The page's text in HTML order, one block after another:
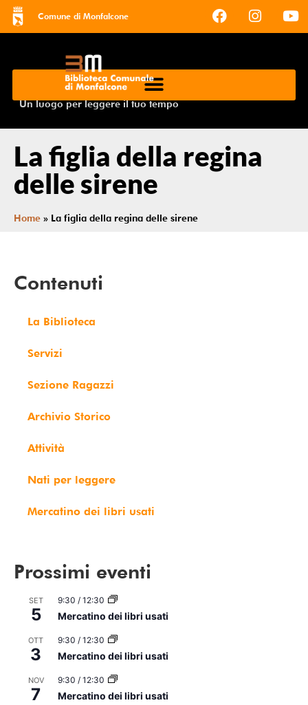
Comune di Monfalcone
Un luogo per leggere il tuo tempo
La figlia della regina
delle sirene
Home » La figlia della regina delle sirene
Contenuti
La Biblioteca
Servizi
Sezione Ragazzi
Archivio Storico
Attività
Nati per leggere
Mercatino dei libri usati
Prossimi eventi
SET
5
9:30 / 12:30
Mercatino dei libri usati
OTT
3
9:30 / 12:30
Mercatino dei libri usati
NOV
7
9:30 / 12:30
Mercatino dei libri usati